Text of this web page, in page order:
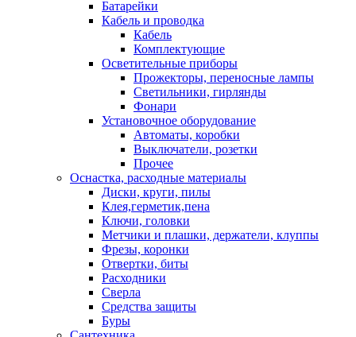
Батарейки
Кабель и проводка
Кабель
Комплектующие
Осветительные приборы
Прожекторы, переносные лампы
Светильники, гирлянды
Фонари
Установочное оборудование
Автоматы, коробки
Выключатели, розетки
Прочее
Оснастка, расходные материалы
Диски, круги, пилы
Клея,герметик,пена
Ключи, головки
Метчики и плашки, держатели, клуппы
Фрезы, коронки
Отвертки, биты
Расходники
Сверла
Средства защиты
Буры